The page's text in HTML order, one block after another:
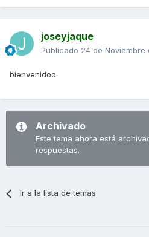
joseyjaque
Publicado 24 de Noviembre
bienvenidoo
Archivado
Este tema ahora está
respuestas.
Ir a la lista de temas